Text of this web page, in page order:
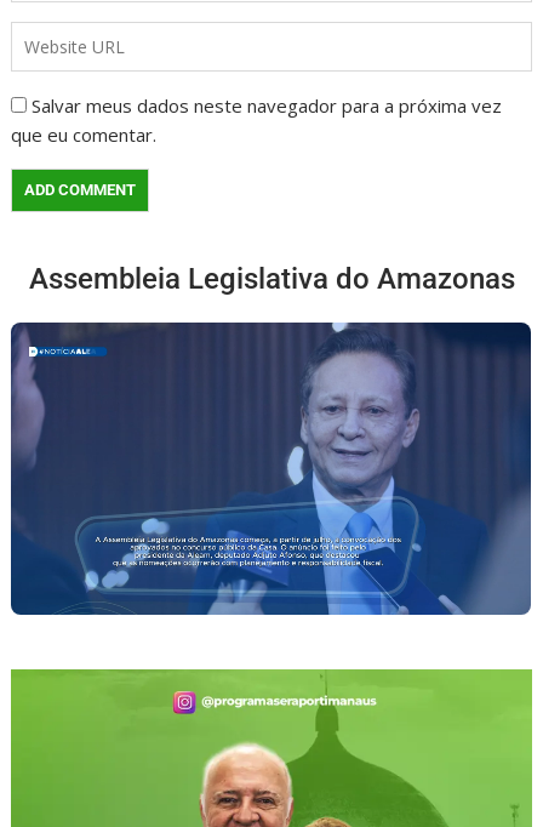
Salvar meus dados neste navegador para a próxima vez
que eu comentar.
Assembleia Legislativa do Amazonas